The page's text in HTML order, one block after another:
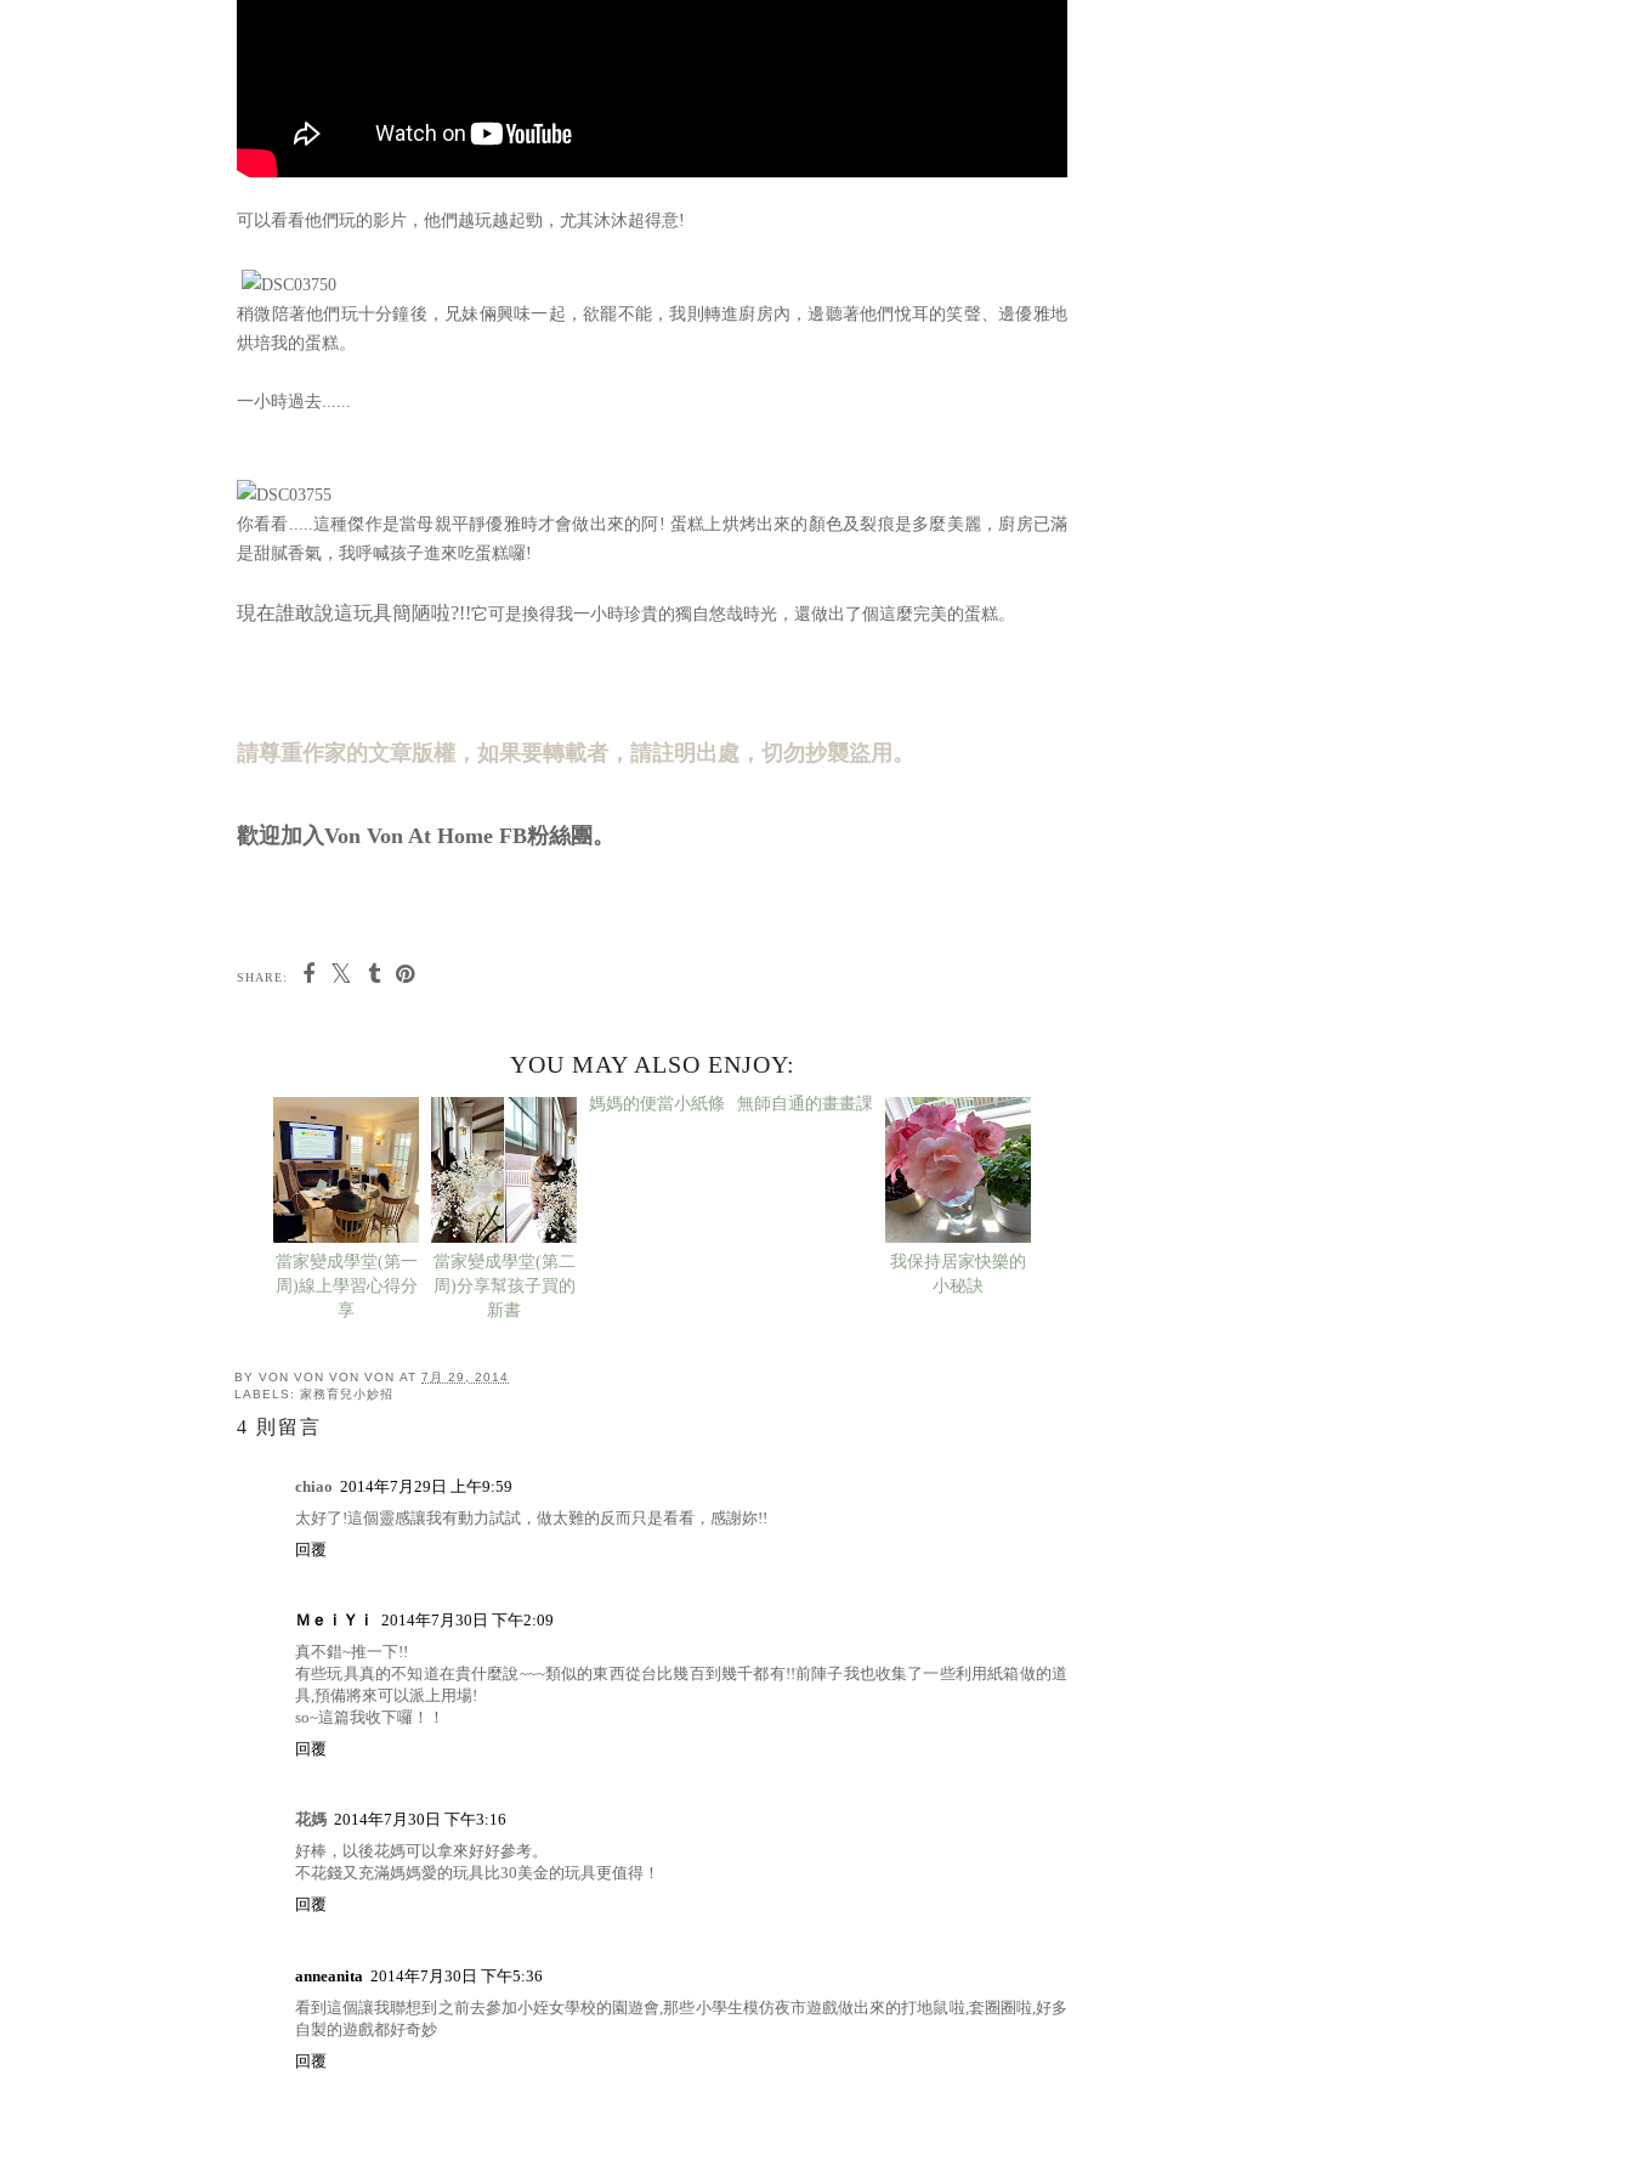
可以看看他們玩的影片，他們越玩越起勁，尤其沐沐超得意!
稍微陪著他們玩十分鐘後，兄妹倆興味一起，欲罷不能，我則轉進廚房內，邊聽著他們悅耳的笑聲、邊優雅地
烘培我的蛋糕。
一小時過去......
你看看.....這種傑作是當母親平靜優雅時才會做出來的阿! 蛋糕上烘烤出來的顏色及裂痕是多麼美麗，廚房已滿
是甜膩香氣，我呼喊孩子進來吃蛋糕囉!
現在誰敢說這玩具簡陋啦?!!它可是換得我一小時珍貴的獨自悠哉時光，還做出了個這麼完美的蛋糕。
請尊重作家的文章版權，如果要轉載者，請註明出處，切勿抄襲盜用。
歡迎加入Von Von At Home FB粉絲團。
SHARE:
YOU MAY ALSO ENJOY:
當家變成學堂(第一
周)線上學習心得分
享
當家變成學堂(第二
周)分享幫孩子買的
新書
我保持居家快樂的
小秘訣
BY VON VON VON VON AT 7月 29, 2014
LABELS: 家務育兒小妙招
4 則留言
chiao 2014年7月29日 上午9:59
太好了!這個靈感讓我有動力試試，做太難的反而只是看看，感謝妳!!
回覆
ＭｅｉＹｉ
2014年7月30日 下午2:09
真不錯~推一下!!
有些玩具真的不知道在貴什麼說~~~類似的東西從台比幾百到幾千都有!!前陣子我也收集了一些利用紙箱做的道
具,預備將來可以派上用場!
so~這篇我收下囉！！
回覆
花媽 2014年7月30日 下午3:16
好棒，以後花媽可以拿來好好參考。
不花錢又充滿媽媽愛的玩具比30美金的玩具更值得！
回覆
anneanita 2014年7月30日 下午5:36
看到這個讓我聯想到之前去參加小姪女學校的園遊會,那些小學生模仿夜市遊戲做出來的打地鼠啦,套圈圈啦,好多
自製的遊戲都好奇妙
回覆